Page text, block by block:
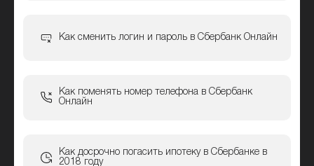
Как сменить логин и пароль в Сбербанк Онлайн
Как поменять номер телефона в Сбербанк
Онлайн
Как досрочно погасить ипотеку в Сбербанке в
2018 году